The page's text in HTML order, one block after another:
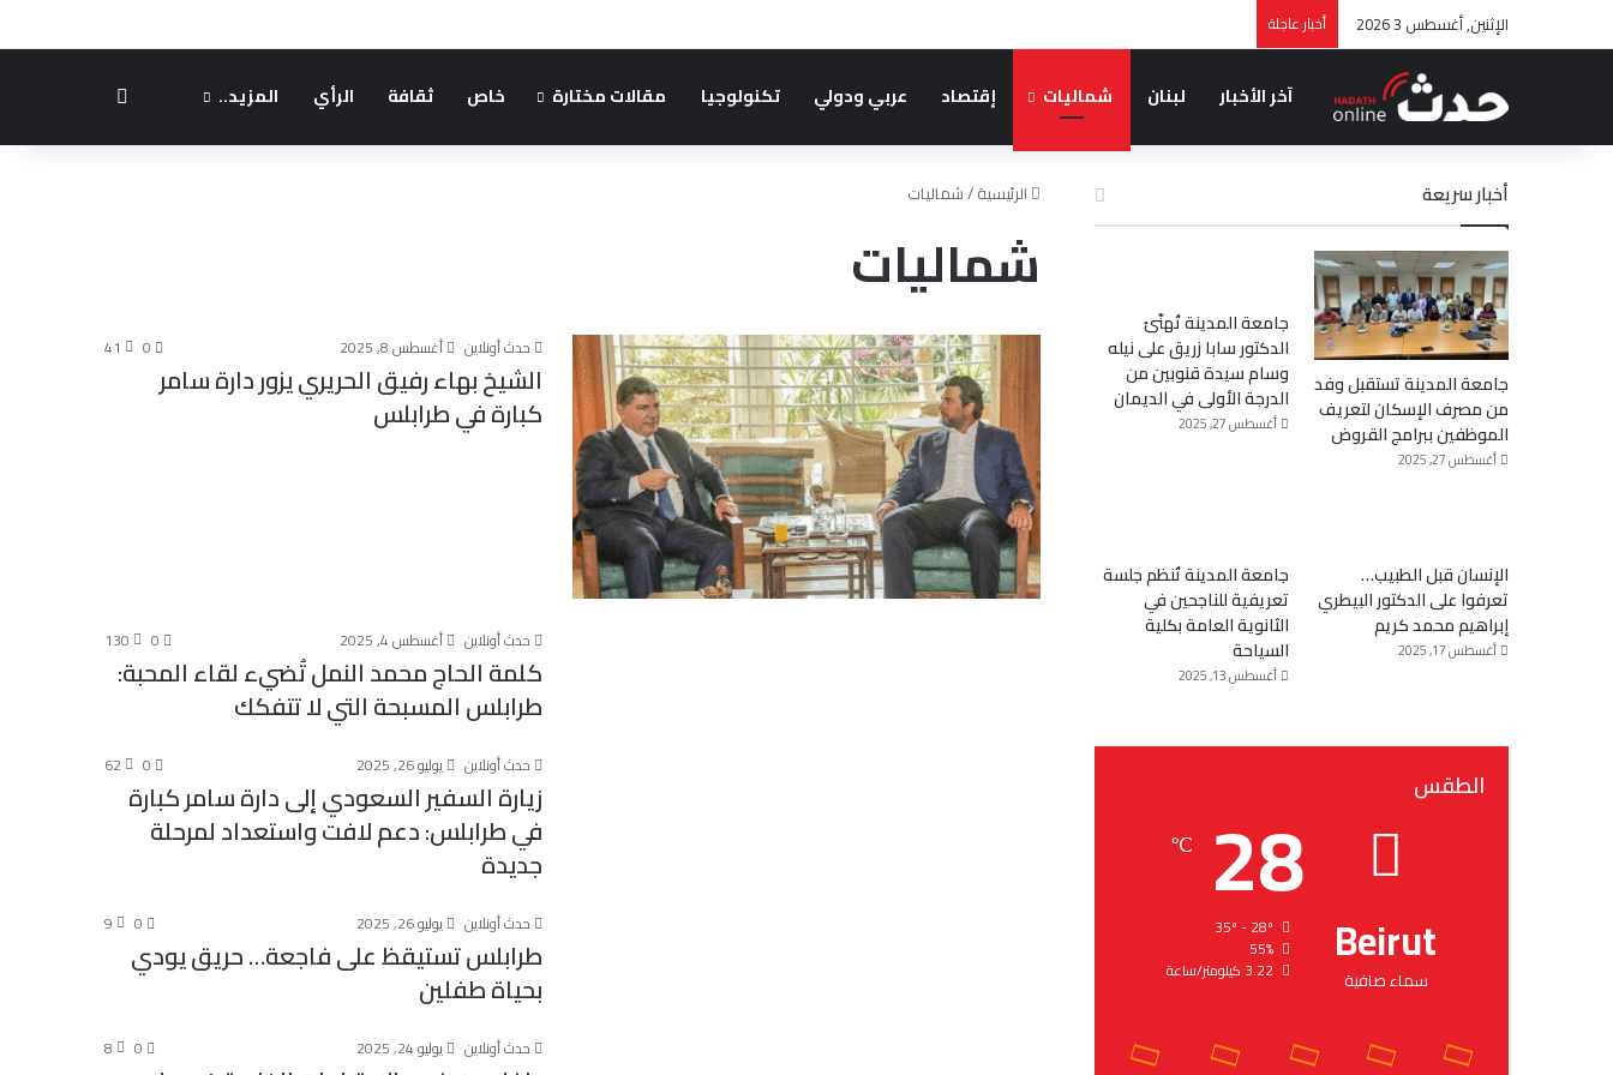
الإثنين, أغسطس 3 2026 أخبار عاجلة
آخر الأخبار لبنان شماليات إقتصاد عربي ودولي تكنولوجيا مقالات مختارة خاص ثقافة الرأي المزيد..
الرئيسية/شماليات
شماليات
حدث أونلاين أغسطس 8, 2025 0
41
الشيخ بهاء رفيق الحريري يزور دارة سامر
كبارة في طرابلس
حدث أونلاين أغسطس 4, 2025 0
130
كلمة الحاج محمد النمل تُضيء لقاء المحبة:
طرابلس المسبحة التي لا تتفكك
حدث أونلاين يوليو 26, 2025 0
62
زيارة السفير السعودي إلى دارة سامر كبارة
في طرابلس: دعم لافت واستعداد لمرحلة
جديدة
حدث أونلاين يوليو 26, 2025 0
9
طرابلس تستيقظ على فاجعة… حريق يودي
بحياة طفلين
حدث أونلاين يوليو 24, 2025 0
8
أخبار سريعة
جامعة المدينة تستقبل وفد
من مصرف الإسكان لتعريف
الموظفين ببرامج القروض
أغسطس 27, 2025
جامعة المدينة تُهنّئ
الدكتور سابا زريق على نيله
وسام سيدة قنوبين من
الدرجة الأولى في الديمان
أغسطس 27, 2025
الإنسان قبل الطبيب…
تعرفوا على الدكتور البيطري
إبراهيم محمد كريم
أغسطس 17, 2025
جامعة المدينة تُنظم جلسة
تعريفية للناجحين في
الثانوية العامة بكلية
السياحة
أغسطس 13, 2025
الطقس
Beirut
سماء صافية
28
℃
55%
3.22 كيلومتر/ساعة